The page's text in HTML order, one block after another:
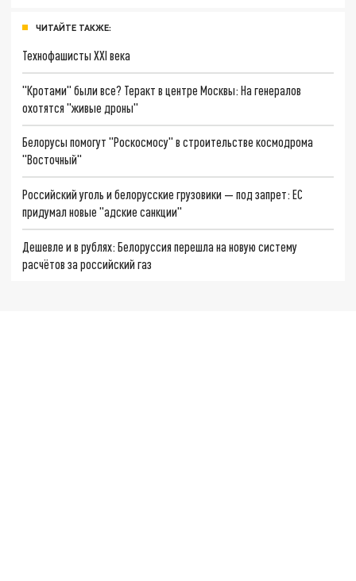
ЧИТАЙТЕ ТАКЖЕ:
Технофашисты XXI века
"Кротами" были все? Теракт в центре Москвы: На генералов
охотятся "живые дроны"
Белорусы помогут "Роскосмосу" в строительстве космодрома
"Восточный"
Российский уголь и белорусские грузовики — под запрет: ЕС
придумал новые "адские санкции"
Дешевле и в рублях: Белоруссия перешла на новую систему
расчётов за российский газ